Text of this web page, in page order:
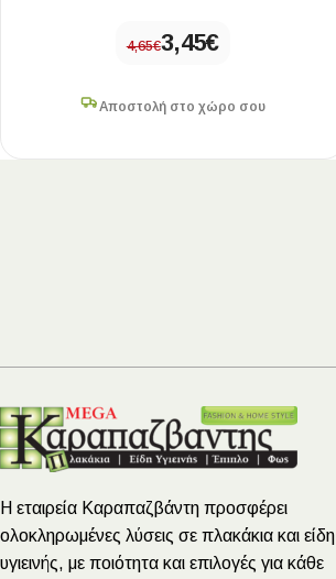
4,65€3,45€
Αποστολή στο χώρο σου
Η εταιρεία Καραπαζβάντη προσφέρει
ολοκληρωμένες λύσεις σε πλακάκια και είδη
υγιεινής, με ποιότητα και επιλογές για κάθε